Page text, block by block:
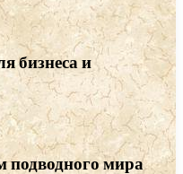
бизнеса и
подводного мира